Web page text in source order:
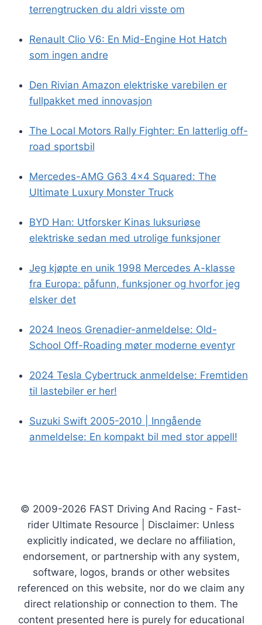
terrengtrucken du aldri visste om
Renault Clio V6: En Mid-Engine Hot Hatch
som ingen andre
Den Rivian Amazon elektriske varebilen er
fullpakket med innovasjon
The Local Motors Rally Fighter: En latterlig off-
road sportsbil
Mercedes-AMG G63 4×4 Squared: The
Ultimate Luxury Monster Truck
BYD Han: Utforsker Kinas luksuriøse
elektriske sedan med utrolige funksjoner
Jeg kjøpte en unik 1998 Mercedes A-klasse
fra Europa: påfunn, funksjoner og hvorfor jeg
elsker det
2024 Ineos Grenadier-anmeldelse: Old-
School Off-Roading møter moderne eventyr
2024 Tesla Cybertruck anmeldelse: Fremtiden
til lastebiler er her!
Suzuki Swift 2005-2010 | Inngående
anmeldelse: En kompakt bil med stor appell!
© 2009-2026 FAST Driving And Racing - Fast-
rider Ultimate Resource | Disclaimer: Unless
explicitly indicated, we declare no affiliation,
endorsement, or partnership with any system,
software, logos, brands or other websites
referenced on this website, nor do we claim any
direct relationship or connection to them. The
content presented here is purely for educational